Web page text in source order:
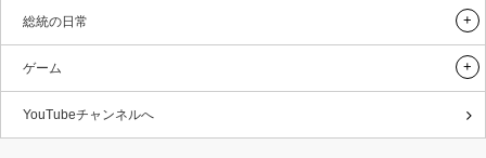
総統の日常
ゲーム
YouTubeチャンネルへ